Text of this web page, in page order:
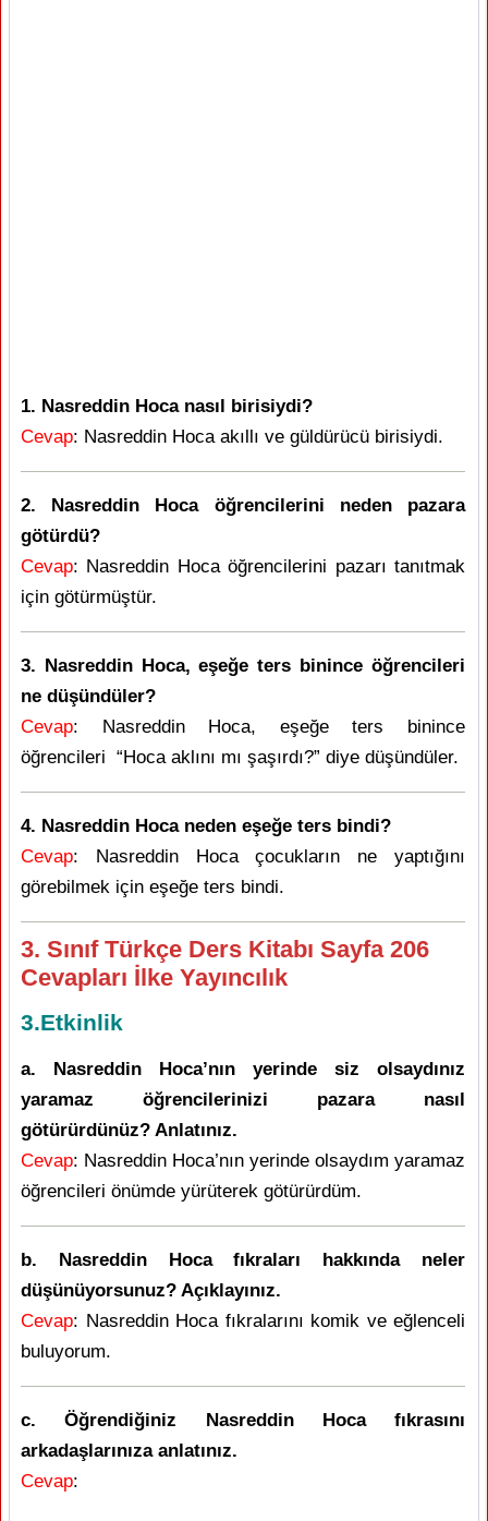
1. Nasreddin Hoca nasıl birisiydi?
Cevap: Nasreddin Hoca akıllı ve güldürücü birisiydi.
2. Nasreddin Hoca öğrencilerini neden pazara
götürdü?
Cevap: Nasreddin Hoca öğrencilerini pazarı tanıtmak
için götürmüştür.
3. Nasreddin Hoca, eşeğe ters binince öğrencileri
ne düşündüler?
Cevap: Nasreddin Hoca, eşeğe ters binince
öğrencileri “Hoca aklını mı şaşırdı?” diye düşündüler.
4. Nasreddin Hoca neden eşeğe ters bindi?
Cevap: Nasreddin Hoca çocukların ne yaptığını
görebilmek için eşeğe ters bindi.
3. Sınıf Türkçe Ders Kitabı Sayfa 206
Cevapları İlke Yayıncılık
3.Etkinlik
a. Nasreddin Hoca’nın yerinde siz olsaydınız
yaramaz öğrencilerinizi pazara nasıl
götürürdünüz? Anlatınız.
Cevap: Nasreddin Hoca’nın yerinde olsaydım yaramaz
öğrencileri önümde yürüterek götürürdüm.
b. Nasreddin Hoca fıkraları hakkında neler
düşünüyorsunuz? Açıklayınız.
Cevap: Nasreddin Hoca fıkralarını komik ve eğlenceli
buluyorum.
c. Öğrendiğiniz Nasreddin Hoca fıkrasını
arkadaşlarınıza anlatınız.
Cevap: